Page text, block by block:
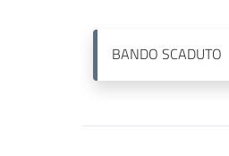
BANDO SCADUTO